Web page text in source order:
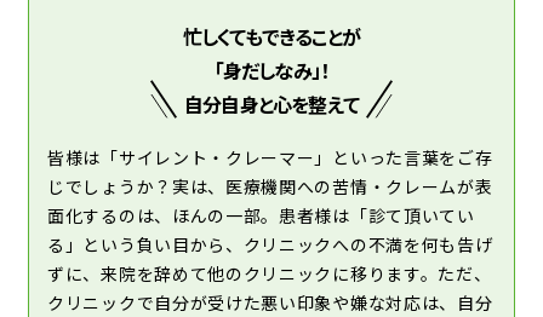
忙しくてもできることが
「身だしなみ」！
自分自身と心を整えて
皆様は「サイレント・クレーマー」といった言葉をご存
じでしょうか？実は、医療機関への苦情・クレームが表
面化するのは、ほんの一部。患者様は「診て頂いてい
る」という負い目から、クリニックへの不満を何も告げ
ずに、来院を辞めて他のクリニックに移ります。ただ、
クリニックで自分が受けた悪い印象や嫌な対応は、自分